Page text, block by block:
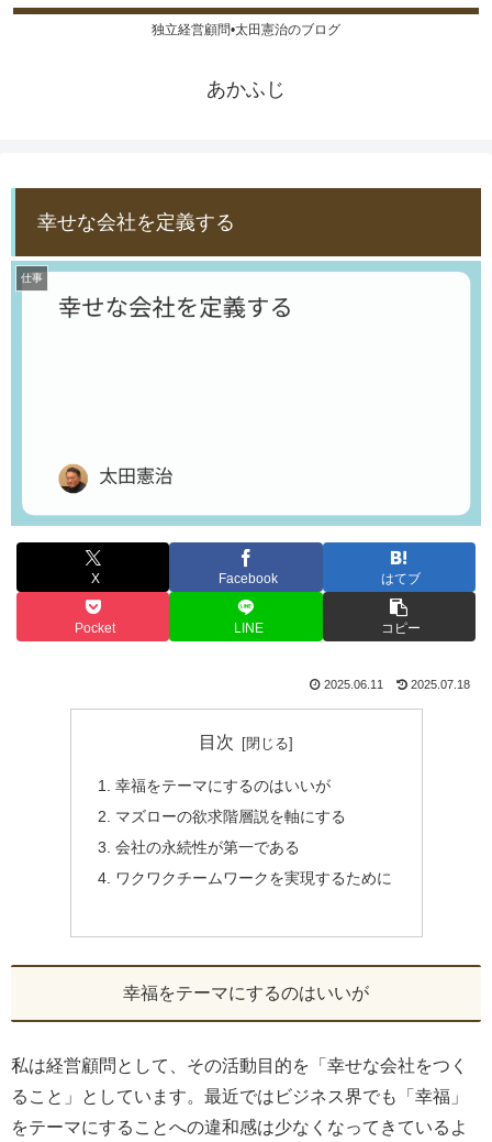
独立経営顧問•太田憲治のブログ
あかふじ
幸せな会社を定義する
仕事
X Facebook はてブ
Pocket LINE コピー
2025.06.11 2025.07.18
目次
幸福をテーマにするのはいいが
マズローの欲求階層説を軸にする
会社の永続性が第一である
ワクワクチームワークを実現するために
幸福をテーマにするのはいいが
私は経営顧問として、その活動目的を「幸せな会社をつく
ること」としています。最近ではビジネス界でも「幸福」
をテーマにすることへの違和感は少なくなってきているよ